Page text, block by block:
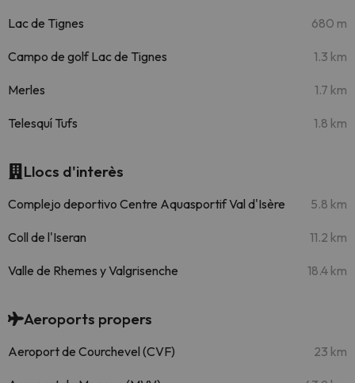
Lac de Tignes 680 m
Campo de golf Lac de Tignes 1.3 km
Merles 1.7 km
Telesquí Tufs 1.8 km
Llocs d'interès
Complejo deportivo Centre Aquasportif Val d'Isère 5.8 km
Coll de l'Iseran 11.2 km
Valle de Rhemes y Valgrisenche 18.4 km
Aeroports propers
Aeroport de Courchevel (CVF) 23 km